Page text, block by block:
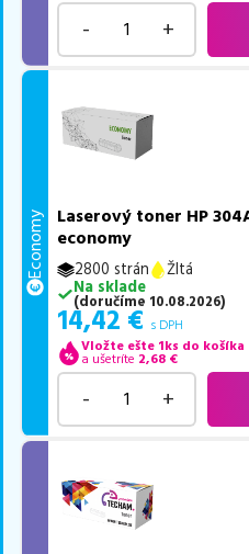
- +
Economy
Laserový toner HP
economy
2800 strán
Žltá
Na sklade
(doručíme 10.08.2026)
14,42 € s DPH
Vložte ešte 1ks do košíka
a ušetríte 2,68 €
- +